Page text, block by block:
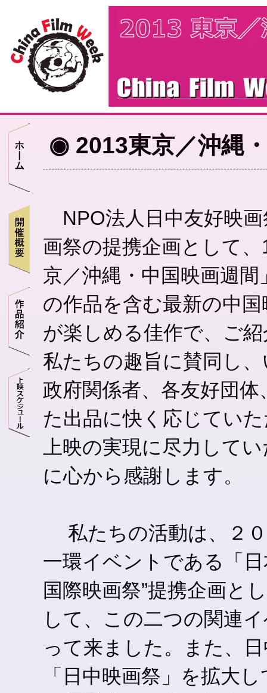
◉ 2013東京／沖縄
NPO法人日中友好映画
画祭の提携企画として
京／沖縄・中国映画週
の作品を含む最新の中
が楽しめる佳作で、ご
私たちの趣旨に賛同し
政府関係者、各友好団
た出品に快く応じてい
上映の実現に尽力して
に心から感謝します。
私たちの活動は、２０
一環イベントである「
国際映画祭”提携企画と
して、この二つの関連
って来ました。また、
「日中映画祭」を拡大